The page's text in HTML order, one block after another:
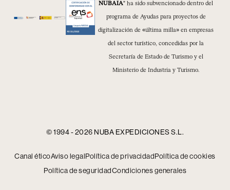
NUBAIA” ha sido subvencionado dentro del
programa de Ayudas para proyectos de
digitalización de «última milla» en empresas
del sector turístico, concedidas por la
Secretaría de Estado de Turismo y el
Ministerio de Industria y Turismo.
© 1994 - 2026 NUBA EXPEDICIONES S.L.
Canal éticoAviso legal Política de privacidad Política de cookies
Política de seguridad Condiciones generales